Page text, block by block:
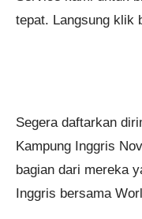
tepat. Langsung klik
Segera daftarkan
Kampung Inggris
bagian dari mereka
Inggris bersama